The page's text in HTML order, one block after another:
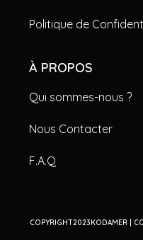
Politique de
À PROPOS
Qui sommes-nous ?
Nous Contacter
F.A.Q
COPYRIGHT2023KODAMER |